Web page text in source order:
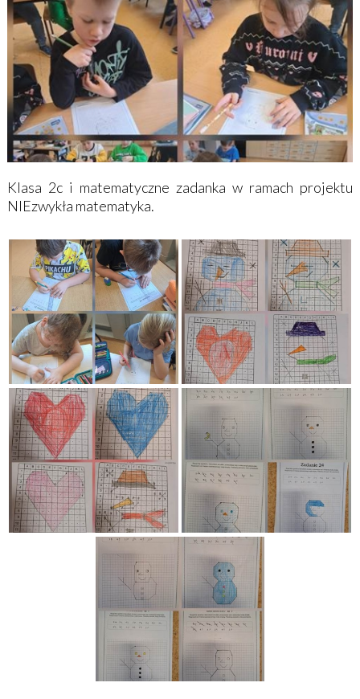
Klasa 2c i matematyczne zadanka w ramach projektu
NIEzwykła matematyka.